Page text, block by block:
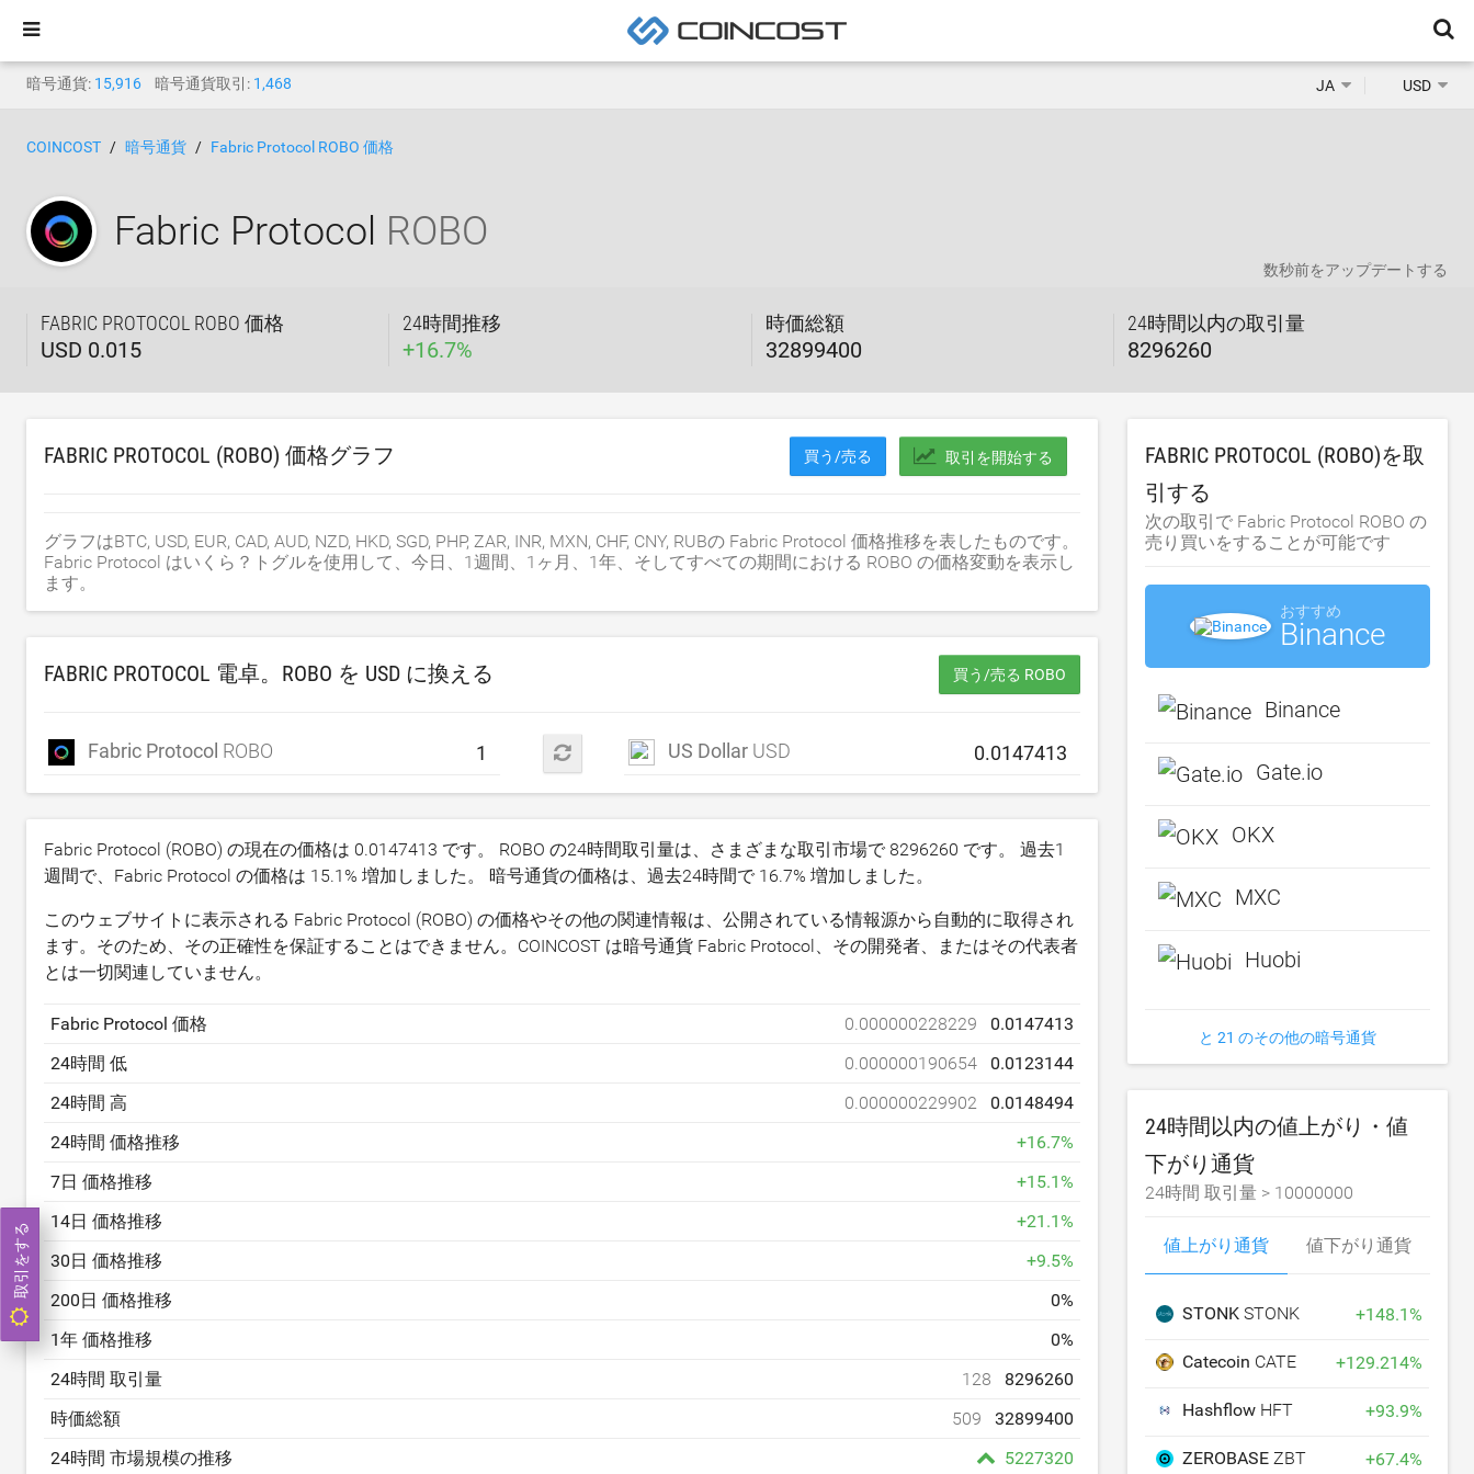
暗号通貨: 15,916 暗号通貨取引: 1,468 JA USD
COINCOST 暗号通貨 Fabric Protocol ROBO 価格
Fabric Protocol ROBO
FABRIC PROTOCOL ROBO 価格
USD 0.015
24時間推移
+16.7%
時価総額
32899400
24時間以内の取引量
8296260
数秒前をアップデートする
FABRIC PROTOCOL (ROBO) 価格グラフ 買う/売る 取引を開始する
グラフはBTC, USD, EUR, CAD, AUD, NZD, HKD, SGD, PHP, ZAR, INR, MXN, CHF, CNY, RUBの Fabric Protocol 価格推移を表したものです。
Fabric Protocol はいくら？トグルを使用して、今日、1週間、1ヶ月、1年、そしてすべての期間における ROBO の価格変動を表示し
ます。
FABRIC PROTOCOL 電卓。ROBO を USD に換える 買う/売る ROBO
Fabric Protocol ROBO US Dollar USD
Fabric Protocol (ROBO) の現在の価格は 0.0147413 です。 ROBO の24時間取引量は、さまざまな取引市場で 8296260 です。 過去1
週間で、Fabric Protocol の価格は 15.1% 増加しました。 暗号通貨の価格は、過去24時間で 16.7% 増加しました。
このウェブサイトに表示される Fabric Protocol (ROBO) の価格やその他の関連情報は、公開されている情報源から自動的に取得され
ます。そのため、その正確性を保証することはできません。COINCOST は暗号通貨 Fabric Protocol、その開発者、またはその代表者
とは一切関連していません。
Fabric Protocol 価格 0.000000228229
0.0147413
24時間 低
0.000000190654
0.0123144
24時間 高
0.000000229902
0.0148494
24時間 価格推移
+16.7%
7日 価格推移
+15.1%
14日 価格推移
+21.1%
30日 価格推移
+9.5%
200日 価格推移
0%
1年 価格推移
0%
24時間 取引量
128
8296260
時価総額
509
32899400
24時間 市場規模の推移
5227320
FABRIC PROTOCOL (ROBO)を取
引する
次の取引で Fabric Protocol ROBO の
売り買いをすることが可能です
おすすめ
Binance
Binance
Gate.io
OKX
MXC
Huobi
と 21 のその他の暗号通貨
24時間以内の値上がり・値
下がり通貨
24時間 取引量 > 10000000
値上がり通貨 値下がり通貨
STONKSTONK +148.1%
Catecoin CATE +129.214%
Hashflow HFT +93.9%
ZEROBASEZBT +67.4%
取引をする